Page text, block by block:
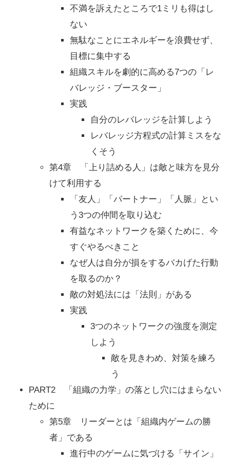
不満を訴えたところで1ミリも得はし
ない
無駄なことにエネルギーを浪費せず、
目標に集中する
組織スキルを劇的に高める7つの「レ
バレッジ・ブースター」
実践
自分のレバレッジを計算しよう
レバレッジ方程式の計算ミスをな
くそう
第4章 「上り詰める人」は敵と味方を見分
けて利用する
「友人」「パートナー」「人脈」とい
う3つの仲間を取り込む
有益なネットワークを築くために、今
すぐやるべきこと
なぜ人は自分が損をするバカげた行動
を取るのか？
敵の対処法には「法則」がある
実践
3つのネットワークの強度を測定
しよう
敵を見きわめ、対策を練ろ
う
PART2 「組織の力学」の落とし穴にはまらない
ために
第5章 リーダーとは「組織内ゲームの勝
者」である
進行中のゲームに気づける「サイン」